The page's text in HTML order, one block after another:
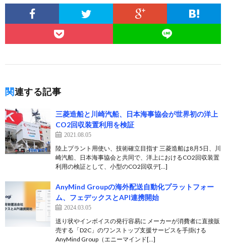
関連する記事
三菱造船と川崎汽船、日本海事協会が世界初の洋上
CO2回収装置利用を検証
2021.08.05
陸上プラント用使い、技術確立目指す 三菱造船は8月5日、川
崎汽船、日本海事協会と共同で、洋上におけるCO2回収装置
利用の検証として、小型のCO2回収デ[…]
AnyMind Groupの海外配送自動化プラットフォー
ム、フェデックスとAPI連携開始
2024.03.05
送り状やインボイスの発行容易に メーカーが消費者に直接販
売する「D2C」のワンストップ支援サービスを手掛ける
AnyMind Group（エニーマインド[…]